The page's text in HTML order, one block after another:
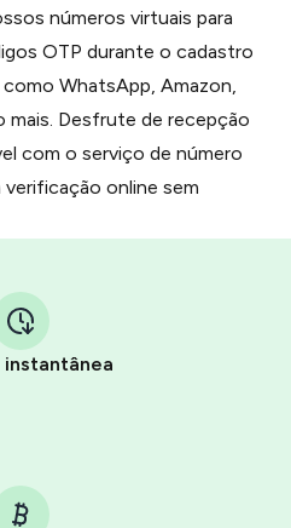
números virtuais para
OTP durante o cadastro
WhatsApp, Amazon,
Desfrute de recepção
com o serviço de número
verificação online sem
instantânea